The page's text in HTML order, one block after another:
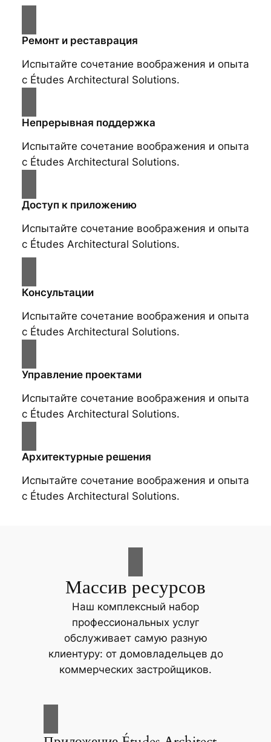
Ремонт и реставрация
Испытайте сочетание воображения и опыта
с Études Architectural Solutions.
Непрерывная поддержка
Испытайте сочетание воображения и опыта
с Études Architectural Solutions.
Доступ к приложению
Испытайте сочетание воображения и опыта
с Études Architectural Solutions.
Консультации
Испытайте сочетание воображения и опыта
с Études Architectural Solutions.
Управление проектами
Испытайте сочетание воображения и опыта
с Études Architectural Solutions.
Архитектурные решения
Испытайте сочетание воображения и опыта
с Études Architectural Solutions.
Массив ресурсов
Наш комплексный набор
профессиональных услуг
обслуживает самую разную
клиентуру: от домовладельцев до
коммерческих застройщиков.